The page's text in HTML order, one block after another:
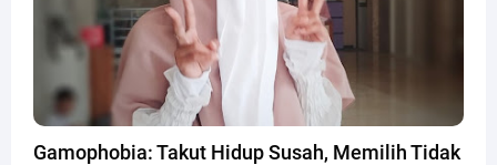
Gamophobia: Takut Hidup Susah, Memilih Tidak